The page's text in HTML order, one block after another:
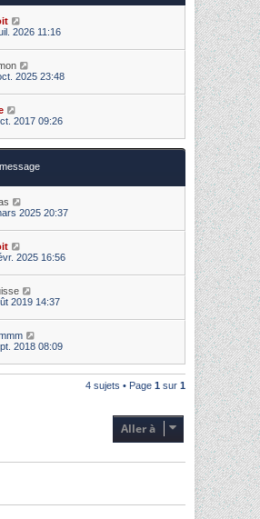
2026 11:16
2025 23:48
2017 09:26
2025 20:37
2025 16:56
2019 14:37
2018 08:09
4 sujets • Page 1 sur 1
Aller à